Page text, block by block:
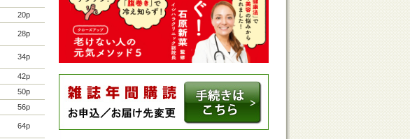
20p
28p
34p
42p
50p
56p
64p